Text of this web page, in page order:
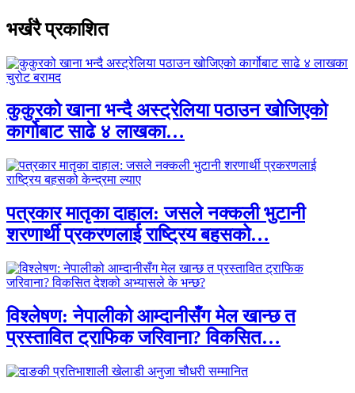
भर्खरै प्रकाशित
कुकुरको खाना भन्दै अस्ट्रेलिया पठाउन खोजिएको
कार्गोबाट साढे ४ लाखका…
पत्रकार मातृका दाहाल: जसले नक्कली भुटानी
शरणार्थी प्रकरणलाई राष्ट्रिय बहसको…
विश्लेषण: नेपालीको आम्दानीसँग मेल खान्छ त
प्रस्तावित ट्राफिक जरिवाना? विकसित…